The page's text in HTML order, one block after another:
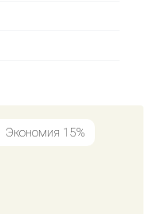
Экономия 15%